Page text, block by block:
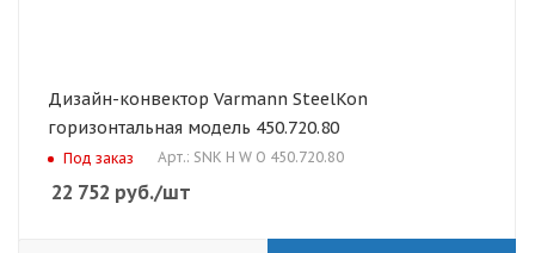
Дизайн-конвектор Varmann SteelKon
горизонтальная модель 450.720.80
Под заказ Арт.: SNK H W O 450.720.80
22 752 руб./шт